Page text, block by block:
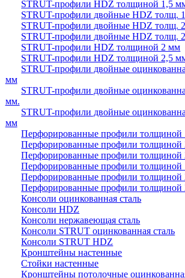
STRUT-профили HDZ толщиной 1,5
STRUT-профили двойные HDZ толщ.
STRUT-профили двойные HDZ толщ.
STRUT-профили двойные HDZ толщ.
STRUT-профили HDZ толщиной 2 мм
STRUT-профили HDZ толщиной 2,5
STRUT-профили двойные
мм
STRUT-профили двойные
мм.
STRUT-профили двойные
мм
Перфорированные профили толщиной
Перфорированные профили толщиной
Перфорированные профили толщиной
Перфорированные профили толщиной
Перфорированные профили толщиной
Перфорированные профили толщиной
Консоли оцинкованная сталь
Консоли HDZ
Консоли нержавеющая сталь
Консоли STRUT оцинкованная сталь
Консоли STRUT HDZ
Кронштейны настенные
Стойки настенные
Кронштейны потолочные